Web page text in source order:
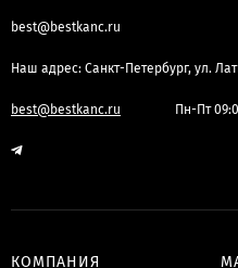
best@bestkanc.ru
Наш адрес: Санкт-Петербург, ул.
best@bestkanc.ru Пн-Пт
КОМПАНИЯ